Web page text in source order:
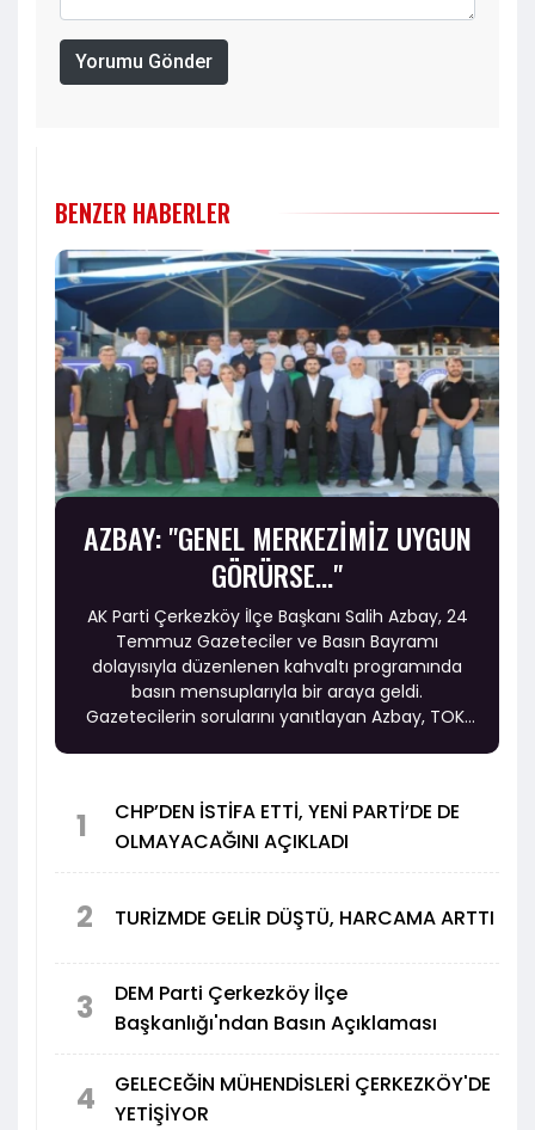
Yorumu Gönder
BENZER HABERLER
AZBAY: "GENEL MERKEZİMİZ UYGUN
GÖRÜRSE..."
AK Parti Çerkezköy İlçe Başkanı Salih Azbay, 24
Temmuz Gazeteciler ve Basın Bayramı
dolayısıyla düzenlenen kahvaltı programında
basın mensuplarıyla bir araya geldi.
Gazetecilerin sorularını yanıtlayan Azbay, TOKİ
değerlendirmelerde bulundu.
1
CHP’DEN İSTİFA ETTİ, YENİ PARTİ’DE DE
OLMAYACAĞINI AÇIKLADI
2 TURİZMDE GELİR DÜŞTÜ, HARCAMA ARTTI
3
DEM Parti Çerkezköy İlçe
Başkanlığı'ndan Basın Açıklaması
4
GELECEĞİN MÜHENDİSLERİ ÇERKEZKÖY'DE
YETİŞİYOR